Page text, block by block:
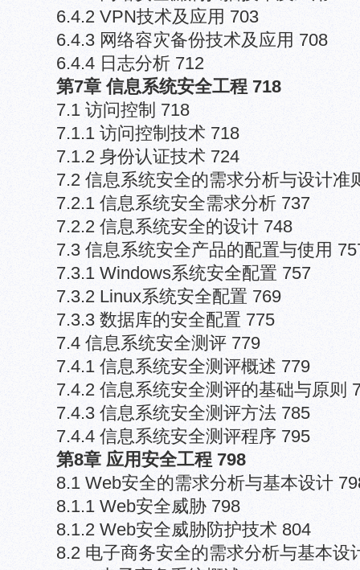
6.4.2 VPN技术及应用 703
6.4.3 网络容灾备份技术及应用 708
6.4.4 日志分析 712
第7章 信息系统安全工程 718
7.1 访问控制 718
7.1.1 访问控制技术 718
7.1.2 身份认证技术 724
7.2 信息系统安全的需求分析与设计准
7.2.1 信息系统安全需求分析 737
7.2.2 信息系统安全的设计 748
7.3 信息系统安全产品的配置与使用
7.3.1 Windows系统安全配置 757
7.3.2 Linux系统安全配置 769
7.3.3 数据库的安全配置 775
7.4 信息系统安全测评 779
7.4.1 信息系统安全测评概述 779
7.4.2 信息系统安全测评的基础与原则
7.4.3 信息系统安全测评方法 785
7.4.4 信息系统安全测评程序 795
第8章 应用安全工程 798
8.1 Web安全的需求分析与基本设计
8.1.1 Web安全威胁 798
8.1.2 Web安全威胁防护技术 804
8.2 电子商务安全的需求分析与基本设